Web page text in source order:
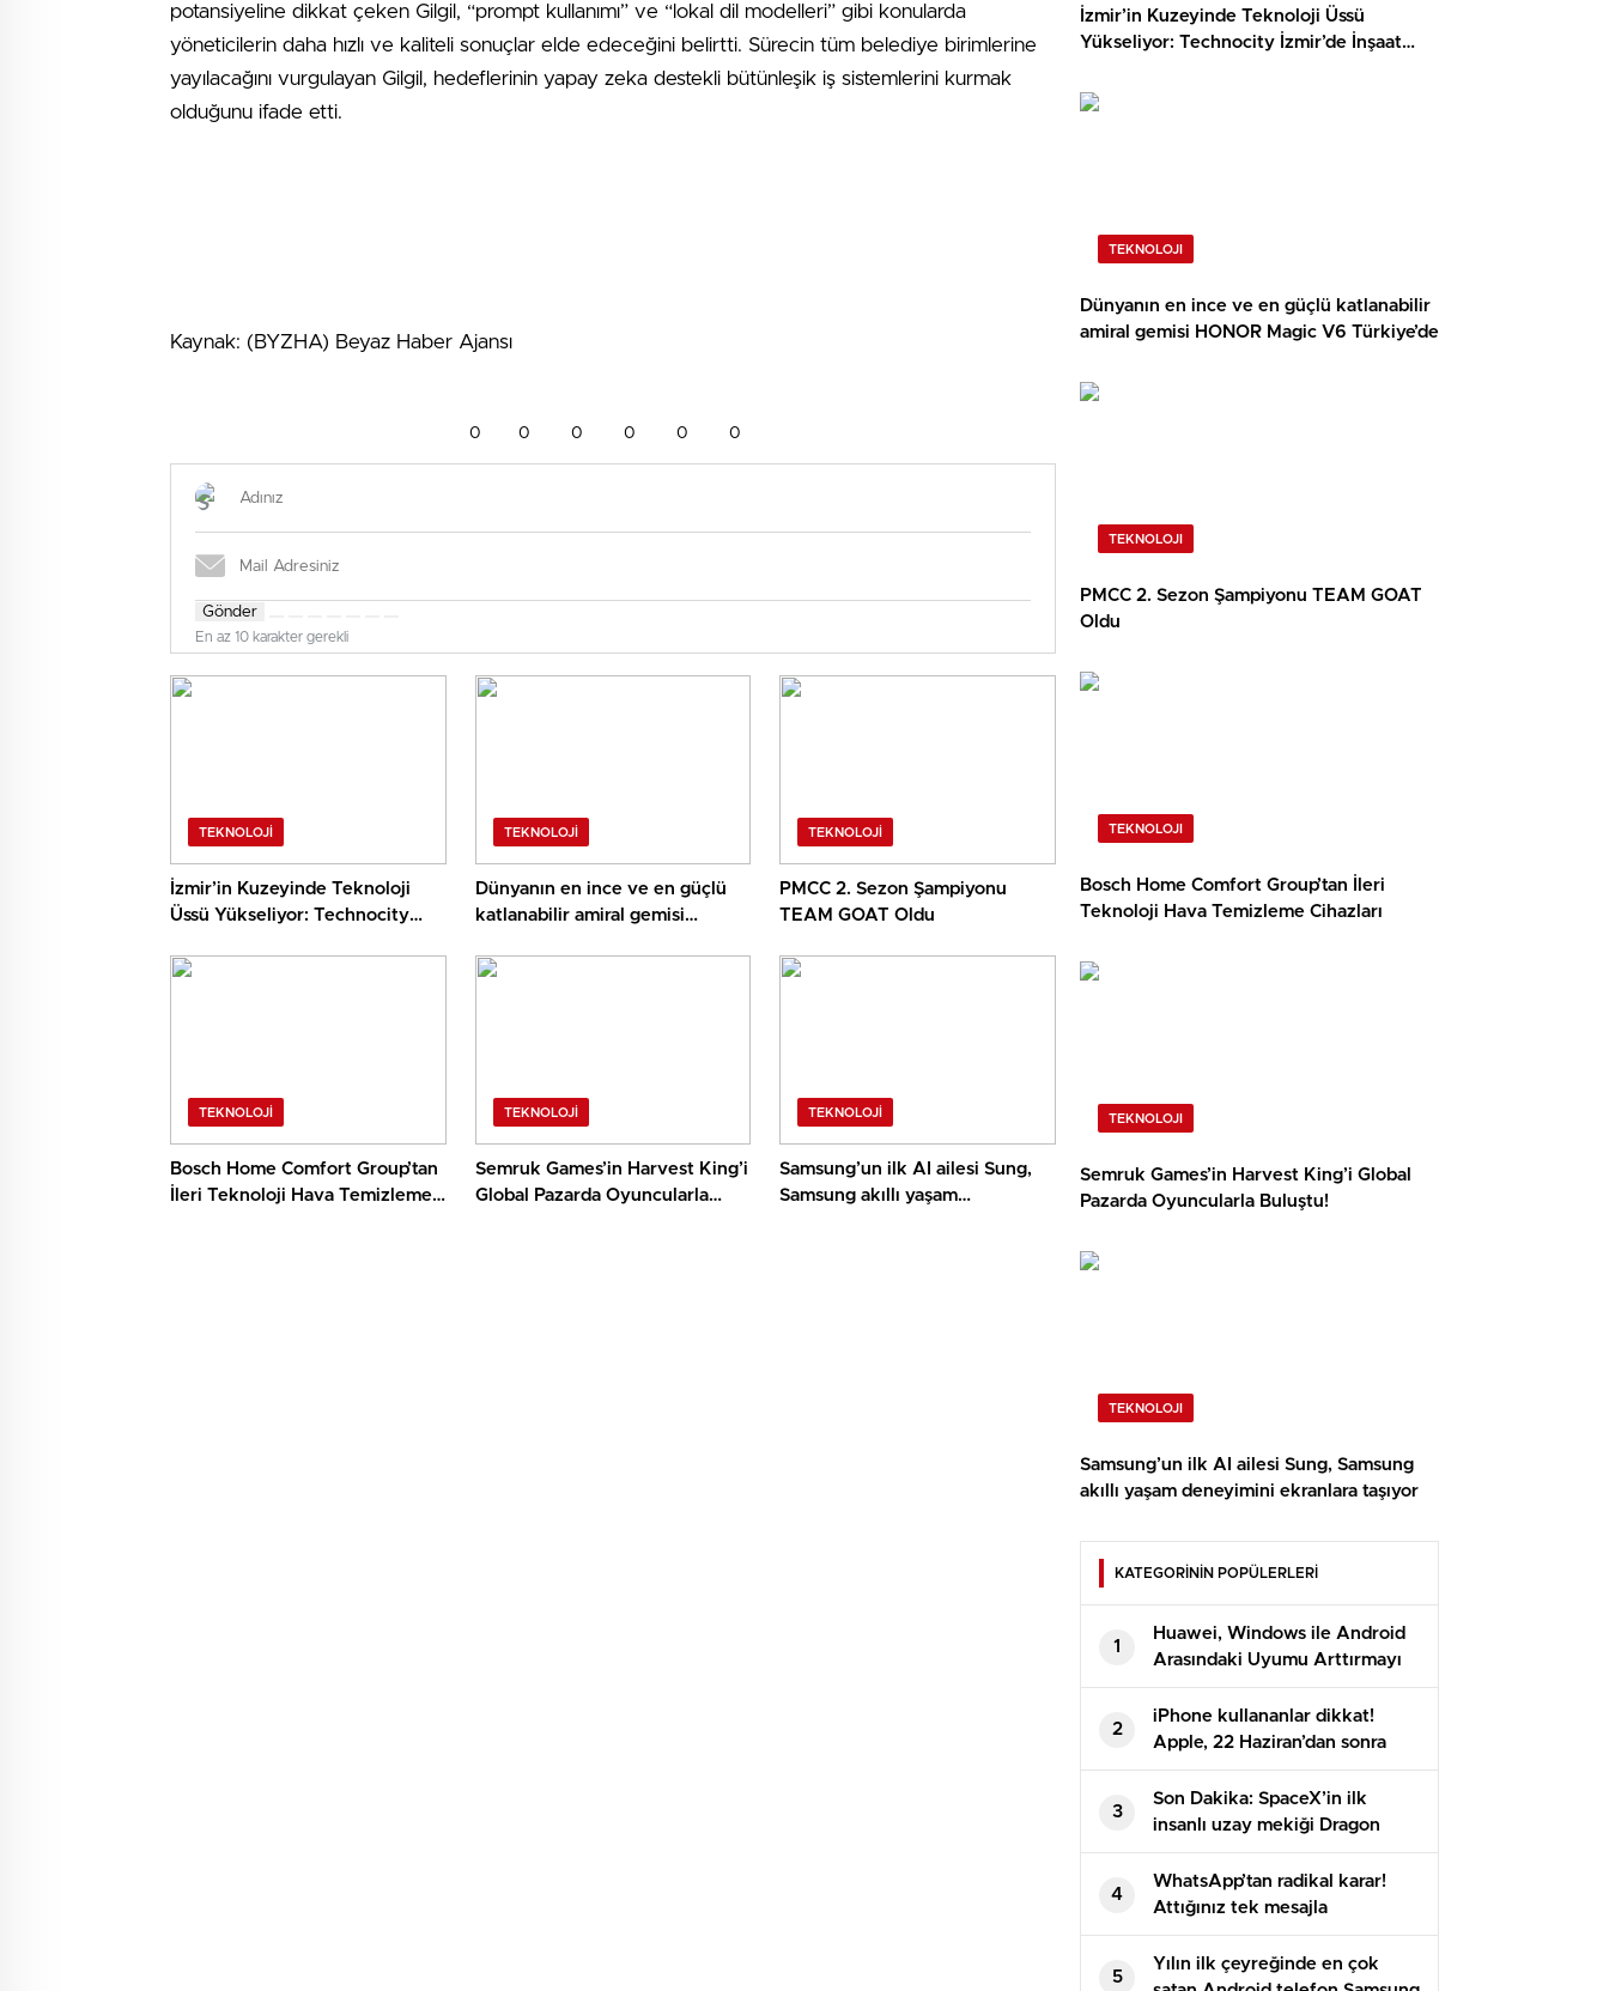
potansiyeline dikkat çeken Gilgil, “prompt kullanımı” ve “lokal dil modelleri” gibi konularda
yöneticilerin daha hızlı ve kaliteli sonuçlar elde edeceğini belirtti. Sürecin tüm belediye birimlerine
yayılacağını vurgulayan Gilgil, hedeflerinin yapay zeka destekli bütünleşik iş sistemlerini kurmak
olduğunu ifade etti.
Kaynak: (BYZHA) Beyaz Haber Ajansı
0 0 0 0 0 0
Gönder
En az 10 karakter gerekli
TEKNOLOJI
İzmir’in Kuzeyinde Teknoloji
Üssü Yükseliyor: Technocity
TEKNOLOJI
Dünyanın en ince ve en güçlü
katlanabilir amiral gemisi
TEKNOLOJI
PMCC 2. Sezon Şampiyonu
TEAM GOAT Oldu
TEKNOLOJI
Bosch Home Comfort Group’tan
İleri Teknoloji Hava Temizleme
TEKNOLOJI
Semruk Games’in Harvest King’i
Global Pazarda Oyuncularla
TEKNOLOJI
Samsung’un ilk AI ailesi Sung,
Samsung akıllı yaşam
İzmir’in Kuzeyinde Teknoloji Üssü
Yükseliyor: Technocity İzmir’de İnşaat
TEKNOLOJI
Dünyanın en ince ve en güçlü katlanabilir
amiral gemisi HONOR Magic V6 Türkiye’de
TEKNOLOJI
PMCC 2. Sezon Şampiyonu TEAM GOAT
Oldu
TEKNOLOJI
Bosch Home Comfort Group’tan İleri
Teknoloji Hava Temizleme Cihazları
TEKNOLOJI
Semruk Games’in Harvest King’i Global
Pazarda Oyuncularla Buluştu!
TEKNOLOJI
Samsung’un ilk AI ailesi Sung, Samsung
akıllı yaşam deneyimini ekranlara taşıyor
KATEGORİNİN POPÜLERLERİ
1
Huawei, Windows ile Android
Arasındaki Uyumu Arttırmayı
Hedefliyor
2
iPhone kullananlar dikkat!
Apple, 22 Haziran’dan sonra
6S’ten düşük modellerin fişini
çekiyor
3
Son Dakika: SpaceX’in ilk
insanlı uzay mekiği Dragon
fırlatıldı
4
WhatsApp’tan radikal karar!
Attığınız tek mesajla
mahkemelik olabilirsiniz
5
Yılın ilk çeyreğinde en çok